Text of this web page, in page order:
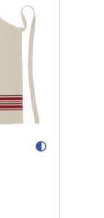
contrast